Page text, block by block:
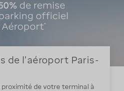
de l'aéroport Paris-
proximité de votre terminal à